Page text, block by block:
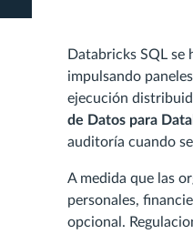
Databricks SQL
impulsando
ejecución
de Datos para
auditoría cuando
A medida que las
personales,
opcional.